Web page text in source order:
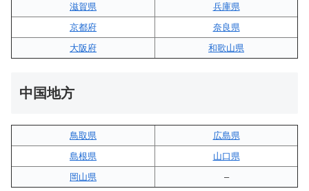
滋賀県
兵庫県
京都府
奈良県
大阪府
和歌山県
中国地方
鳥取県
広島県
島根県
山口県
岡山県
–